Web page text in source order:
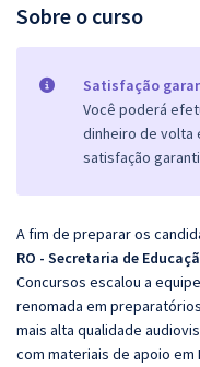
Sobre o curso
Satisfação
Você poderá
dinheiro de volta
satisfação
A fim de preparar os
RO - Secretaria de
Concursos escalou a
renomada em
mais alta qualidade
com materiais de apoio em